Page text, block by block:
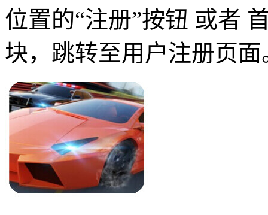
位置的“注册”按钮 或者
块，跳转至用户注册页面